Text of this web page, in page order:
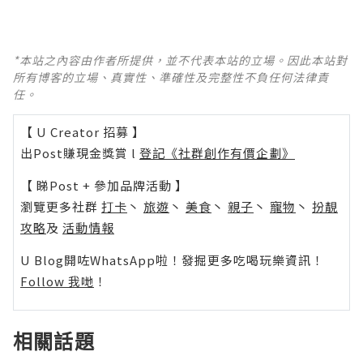
*本站之內容由作者所提供，並不代表本站的立場。因此本站對
所有博客的立場、真實性、準確性及完整性不負任何法律責
任。
【 U Creator 招募 】
出Post賺現金獎賞 l 登記《社群創作有價企劃》
【 睇Post + 參加品牌活動 】
瀏覽更多社群 打卡 丶 旅遊 丶 美食 丶 親子 丶 寵物 丶 扮靚
攻略及 活動情報
U Blog開咗WhatsApp啦！發掘更多吃喝玩樂資訊！
Follow 我哋 ！
相關話題